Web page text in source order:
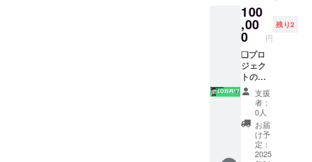
mです ※
準備出
来次第
順次郵
送とな
ります
※詳細は
トップ
に掲載
してい
る動画
をご確
認くだ
さい ❏
能性が
ありま
す ❏お
礼カー
ド＋購
入/コー
ス順に
手書き
でNo.を
記載し
提供 ※
カード
サイズ
は、約
アーカ
イブが
残って
いる限
りとな
ります
※読み上
げてほ
しい名
前を備
考欄に
記入お
願いし
ます、
100
,00
0 円
残り2
❏プロ
ジェク
トの進
捗報告
❏お披
露目
Live配
信でク
レジッ
ト表記
支援
者：
0人
お届
け予
定：
2025